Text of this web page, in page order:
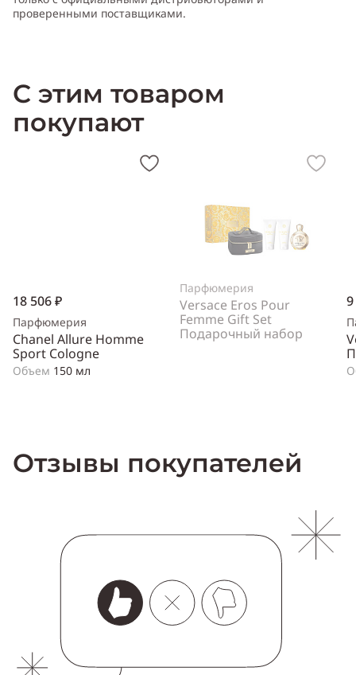
проверенными поставщиками.
С этим товаром
покупают
18 506 ₽
Парфюмерия
Chanel Allure Homme
Sport Cologne
Объем 150 мл
Парфюмерия
Versace Eros Pour
Femme Gift Set
Подарочный набор
Отзывы покупателей